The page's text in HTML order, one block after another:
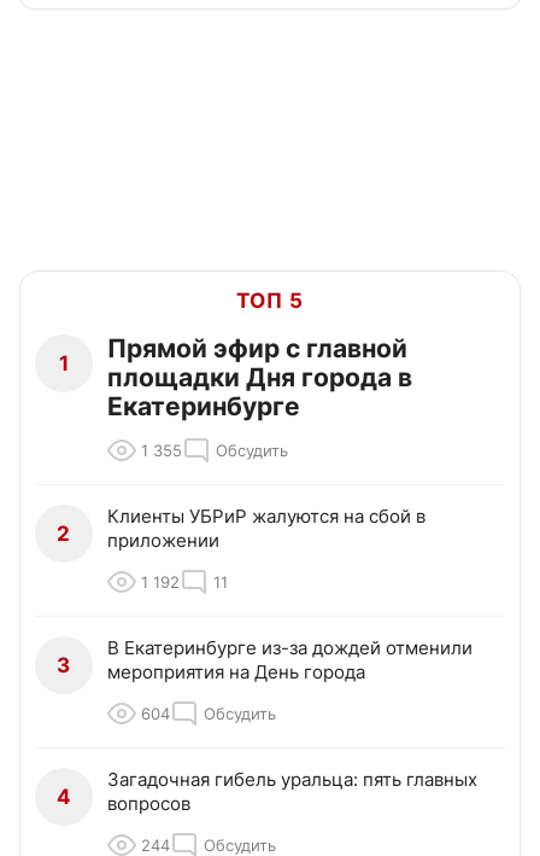
ТОП 5
1
Прямой эфир с главной
площадки Дня города в
Екатеринбурге
1 355 Обсудить
2
Клиенты УБРиР жалуются на сбой в
приложении
1 192 11
3
В Екатеринбурге из-за дождей отменили
мероприятия на День города
604 Обсудить
4
Загадочная гибель уральца: пять главных
вопросов
244 Обсудить